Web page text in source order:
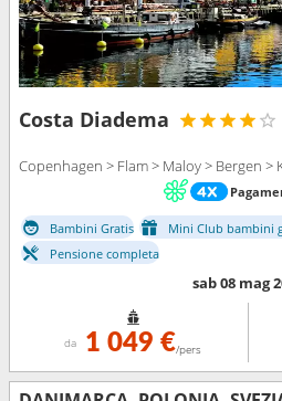
Costa Diadema
Copenhagen > Flam > Maloy > Bergen >
Bambini Gratis Mini Club bambini
Pensione completa
sab 08 mag
da 1 049 €/pers